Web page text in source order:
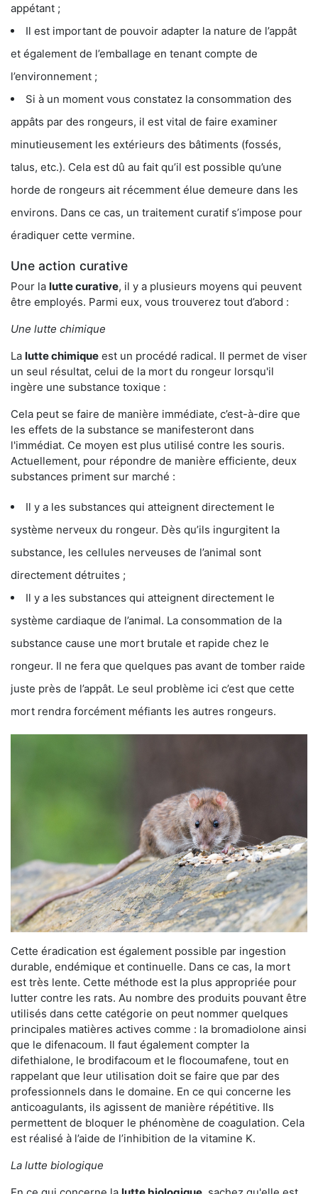
appétant ;
Il est important de pouvoir adapter la nature de l’appât
et également de l’emballage en tenant compte de
l’environnement ;
Si à un moment vous constatez la consommation des
appâts par des rongeurs, il est vital de faire examiner
minutieusement les extérieurs des bâtiments (fossés,
talus, etc.). Cela est dû au fait qu’il est possible qu’une
horde de rongeurs ait récemment élue demeure dans les
environs. Dans ce cas, un traitement curatif s’impose pour
éradiquer cette vermine.
Une action curative
Pour la lutte curative, il y a plusieurs moyens qui peuvent
être employés. Parmi eux, vous trouverez tout d’abord :
Une lutte chimique
La lutte chimique est un procédé radical. Il permet de viser
un seul résultat, celui de la mort du rongeur lorsqu'il
ingère une substance toxique :
Cela peut se faire de manière immédiate, c’est-à-dire que
les effets de la substance se manifesteront dans
l'immédiat. Ce moyen est plus utilisé contre les souris.
Actuellement, pour répondre de manière efficiente, deux
substances priment sur marché :
Il y a les substances qui atteignent directement le
système nerveux du rongeur. Dès qu’ils ingurgitent la
substance, les cellules nerveuses de l’animal sont
directement détruites ;
Il y a les substances qui atteignent directement le
système cardiaque de l’animal. La consommation de la
substance cause une mort brutale et rapide chez le
rongeur. Il ne fera que quelques pas avant de tomber raide
juste près de l’appât. Le seul problème ici c’est que cette
mort rendra forcément méfiants les autres rongeurs.
Cette éradication est également possible par ingestion
durable, endémique et continuelle. Dans ce cas, la mort
est très lente. Cette méthode est la plus appropriée pour
lutter contre les rats. Au nombre des produits pouvant être
utilisés dans cette catégorie on peut nommer quelques
principales matières actives comme : la bromadiolone ainsi
que le difenacoum. Il faut également compter la
difethialone, le brodifacoum et le flocoumafene, tout en
rappelant que leur utilisation doit se faire que par des
professionnels dans le domaine. En ce qui concerne les
anticoagulants, ils agissent de manière répétitive. Ils
permettent de bloquer le phénomène de coagulation. Cela
est réalisé à l’aide de l’inhibition de la vitamine K.
La lutte biologique